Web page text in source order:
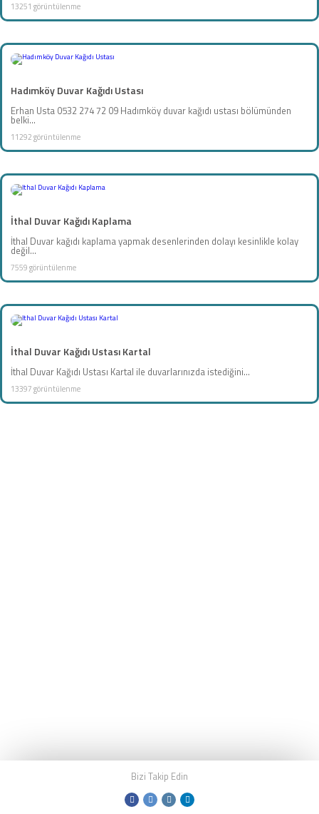
13251 görüntülenme
Hadımköy Duvar Kağıdı Ustası
Erhan Usta 0532 274 72 09 Hadımköy duvar kağıdı ustası bölümünden
belki...
11292 görüntülenme
İthal Duvar Kağıdı Kaplama
İthal Duvar kağıdı kaplama yapmak desenlerinden dolayı kesinlikle kolay
değil...
7559 görüntülenme
İthal Duvar Kağıdı Ustası Kartal
İthal Duvar Kağıdı Ustası Kartal ile duvarlarınızda istediğini...
13397 görüntülenme
Bizi Takip Edin